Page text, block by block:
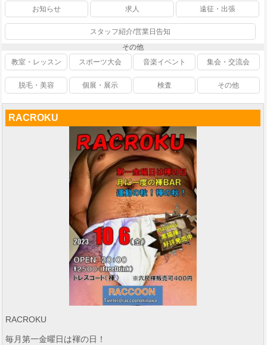
お知らせ
求人 遠征・出張
スタッフ紹介/営業日告知
その他
教室・レッスン
スポーツ大会 音楽イベント 集会・交流会
脱毛・美容 個展・展示 検査 その他
RACROKU
RACROKU
毎月第一金曜日は褌の日！